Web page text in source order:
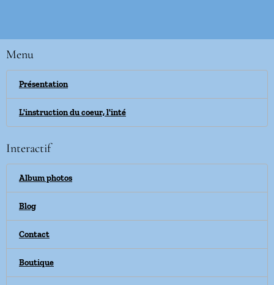
Menu
Présentation
L'instruction du coeur, l'inté
Interactif
Album photos
Blog
Contact
Boutique